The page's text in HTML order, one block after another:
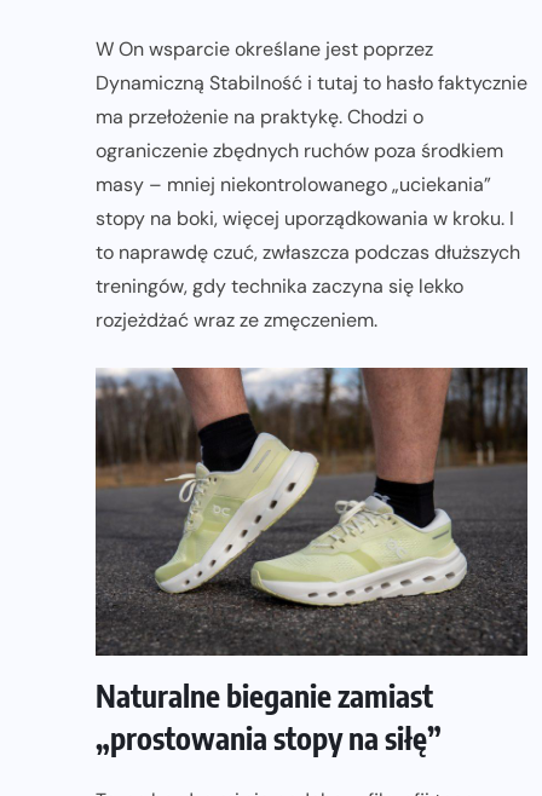
W On wsparcie określane jest poprzez
Dynamiczną Stabilność i tutaj to hasło faktycznie
ma przełożenie na praktykę. Chodzi o
ograniczenie zbędnych ruchów poza środkiem
masy – mniej niekontrolowanego „uciekania”
stopy na boki, więcej uporządkowania w kroku. I
to naprawdę czuć, zwłaszcza podczas dłuższych
treningów, gdy technika zaczyna się lekko
rozjeżdżać wraz ze zmęczeniem.
Naturalne bieganie zamiast
„prostowania stopy na siłę”